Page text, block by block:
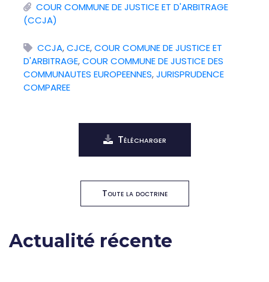
COUR COMMUNE DE JUSTICE ET D'ARBITRAGE
(CCJA)
CCJA,CJCE,COUR COMUNE DE JUSTICE ET
D'ARBITRAGE,COUR COMMUNE DE JUSTICE DES
COMMUNAUTES EUROPEENNES,JURISPRUDENCE
COMPAREE
Télécharger
Toute la doctrine
Actualité récente